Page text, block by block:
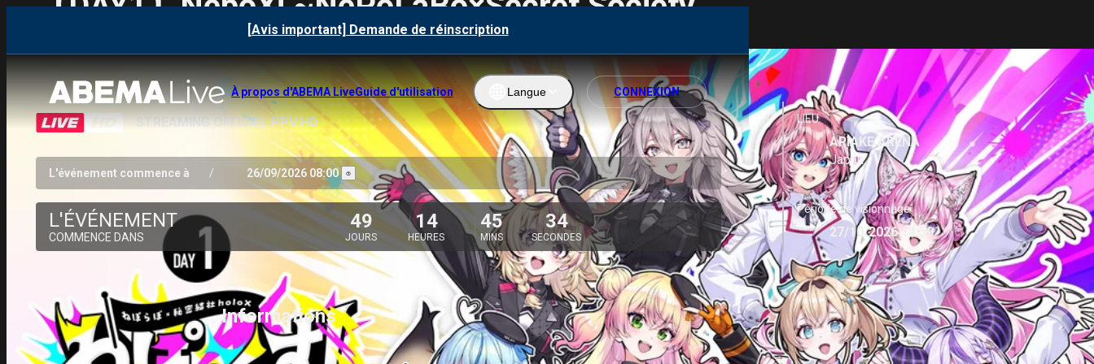
[Avis important] Demande de réinscription
À propos d'ABEMA LiveGuide d'utilisation Langue
Engl
ish
ภาษ
าไทย
한국
어
繁體
中文
Bah
asa
CONNEXION
holoX~
STREAMING OFFICIEL PPV HD
L'événement commence à / 26/09/2026 08:00
L'ÉVÉNEMENT
COMMENCE DANS
49
JOURS
14
HEURES
45
MINS
33
SECONDES
LIEU
ARIAKE ARENA
Japan
Période de visionnage
27/10/2026 14:59
Informations